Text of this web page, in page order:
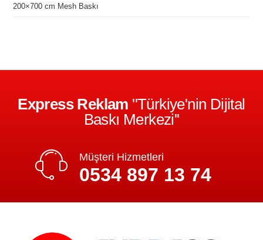
200×700 cm Mesh Baskı
Express Reklam ''Türkiye'nin Dijital
Baskı Merkezi''
Müşteri Hizmetleri
0534 897 13 74